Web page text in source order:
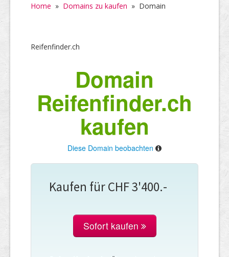
Home » Domains zu kaufen » Domain
Reifenfinder.ch
Domain
Reifenfinder.ch
kaufen
Diese Domain beobachten
Kaufen für CHF 3'400.-
Sofort kaufen